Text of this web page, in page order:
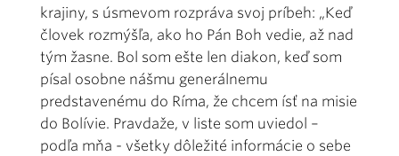
krajiny, s úsmevom rozpráva svoj príbeh: „Keď
človek rozmýšľa, ako ho Pán Boh vedie, až nad
tým žasne. Bol som ešte len diakon, keď som
písal osobne nášmu generálnemu
predstavenému do Ríma, že chcem ísť na misie
do Bolívie. Pravdaže, v liste som uviedol –
podľa mňa - všetky dôležité informácie o sebe